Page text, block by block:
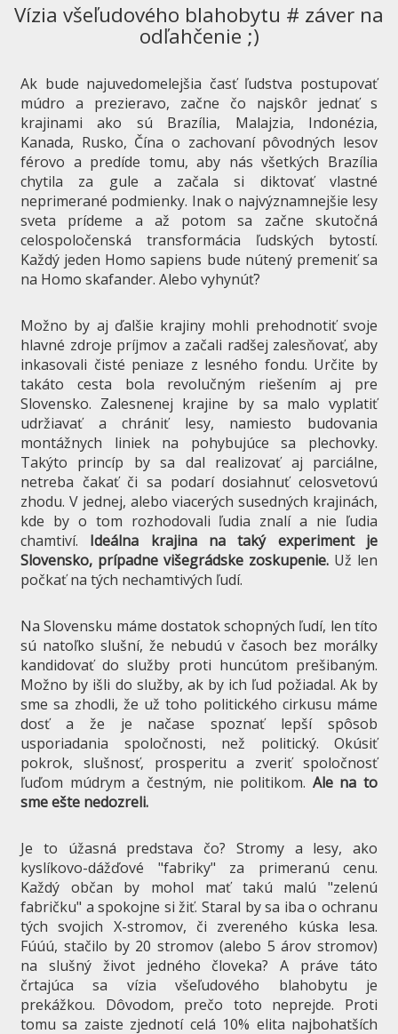
Vízia všeľudového blahobytu # záver na
odľahčenie ;)
Ak bude najuvedomelejšia časť ľudstva postupovať
múdro a prezieravo, začne čo najskôr jednať s
krajinami ako sú Brazília, Malajzia, Indonézia,
Kanada, Rusko, Čína o zachovaní pôvodných lesov
férovo a predíde tomu, aby nás všetkých Brazília
chytila za gule a začala si diktovať vlastné
neprimerané podmienky. Inak o najvýznamnejšie lesy
sveta prídeme a až potom sa začne skutočná
celospoločenská transformácia ľudských bytostí.
Každý jeden Homo sapiens bude nútený premeniť sa
na Homo skafander. Alebo vyhynúť?
Možno by aj ďalšie krajiny mohli prehodnotiť svoje
hlavné zdroje príjmov a začali radšej zalesňovať, aby
inkasovali čisté peniaze z lesného fondu. Určite by
takáto cesta bola revolučným riešením aj pre
Slovensko. Zalesnenej krajine by sa malo vyplatiť
udržiavať a chrániť lesy, namiesto budovania
montážnych liniek na pohybujúce sa plechovky.
Takýto princíp by sa dal realizovať aj parciálne,
netreba čakať či sa podarí dosiahnuť celosvetovú
zhodu. V jednej, alebo viacerých susedných krajinách,
kde by o tom rozhodovali ľudia znalí a nie ľudia
chamtiví. Ideálna krajina na taký experiment je
Slovensko, prípadne višegrádske zoskupenie. Už len
počkať na tých nechamtivých ľudí.
Na Slovensku máme dostatok schopných ľudí, len títo
sú natoľko slušní, že nebudú v časoch bez morálky
kandidovať do služby proti huncútom prešibaným.
Možno by išli do služby, ak by ich ľud požiadal. Ak by
sme sa zhodli, že už toho politického cirkusu máme
dosť a že je načase spoznať lepší spôsob
usporiadania spoločnosti, než politický. Okúsiť
pokrok, slušnosť, prosperitu a zveriť spoločnosť
ľuďom múdrym a čestným, nie politikom. Ale na to
sme ešte nedozreli.
Je to úžasná predstava čo? Stromy a lesy, ako
kyslíkovo-dážďové "fabriky" za primeranú cenu.
Každý občan by mohol mať takú malú "zelenú
fabričku" a spokojne si žiť. Staral by sa iba o ochranu
tých svojich X-stromov, či zvereného kúska lesa.
Fúúú, stačilo by 20 stromov (alebo 5 árov stromov)
na slušný život jedného človeka? A práve táto
črtajúca sa vízia všeľudového blahobytu je
prekážkou. Dôvodom, prečo toto neprejde. Proti
tomu sa zaiste zjednotí celá 10% elita najbohatších